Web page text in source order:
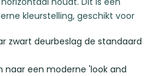
kleurstelling, geschikt voor
zwart deurbeslag de standaard
naar een moderne 'look and